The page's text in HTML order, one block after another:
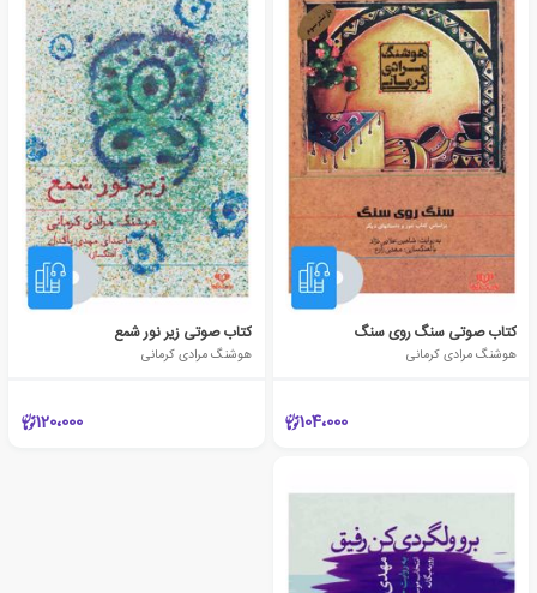
کتاب صوتی سنگ روی سنگ
هوشنگ مرادی کرمانی
104،000
کتاب صوتی زیر نور شمع
هوشنگ مرادی کرمانی
120،000